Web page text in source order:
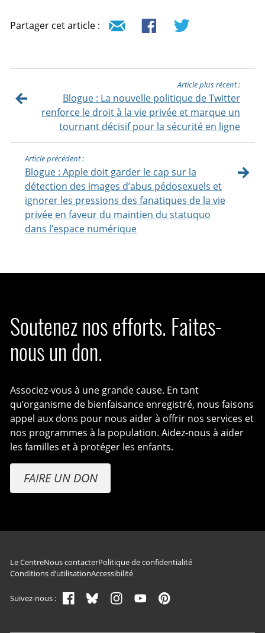
Partager cet article :
Article plus récent :
Blogue : La nouvelle politique de Twitter
renforce le droit à la vie privée et marque un
tournant décisif pour la sécurité en ligne
Article précédent :
Blogue : Apple doit garder le cap sur la
détection des images d’abus pédosexuels et
ignorer les pressions des fanatiques de la vie
privée en faveur du maintien du statuquo
dans l’espace numérique
Soutenez nos efforts. Faites-
nous un don.
Associez-vous à une grande cause. En tant
qu’organisme de bienfaisance enregistré, nous faisons
appel aux dons pour nous aider à offrir nos services et
nos programmes à la population. Aidez-nous à aider
les familles et à protéger les enfants.
FAIRE UN DON
Navigation du pied de page
Le CentreNous contacterPolitique de confidentialité
Conditions d’utilisationAccessibilité
Suivez-nous :